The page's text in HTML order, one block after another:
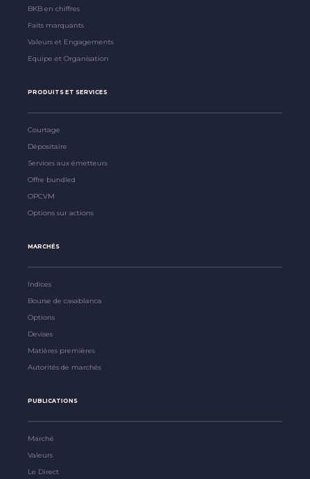
BKB en chiffres
Faits marquants
Valeurs et Engagements
Equipe et Organisation
PRODUITS ET SERVICES
Courtage
Dépositaire
Services aux émetteurs
Offre bundled
OPCVM
Options sur actions
MARCHÉS
Indices
Bourse de casablanca
Options
Devises
Matières premières
Autorités de marchés
PUBLICATIONS
Marché
Valeurs
Le Direct